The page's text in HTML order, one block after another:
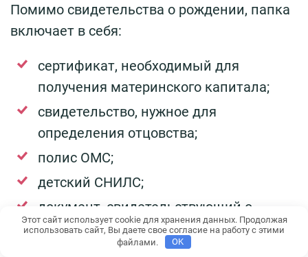
Помимо свидетельства о рождении, папка
включает в себя:
сертификат, необходимый для
получения материнского капитала;
свидетельство, нужное для
определения отцовства;
полис ОМС;
детский СНИЛС;
документ, свидетельствующий о
регистрации по месту проживания;
удостоверение о многодетной семье;
Этот сайт использует cookie для хранения данных. Продолжая
использовать сайт, Вы даете свое согласие на работу с этими
файлами.
OK